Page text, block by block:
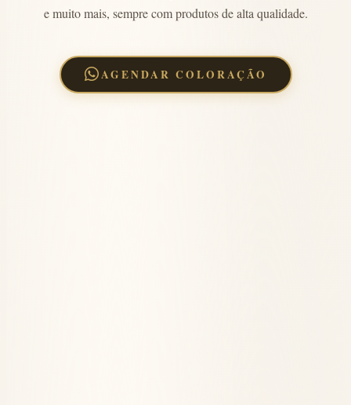
e muito mais, sempre com produtos de alta qualidade.
AGENDAR COLORAÇÃO